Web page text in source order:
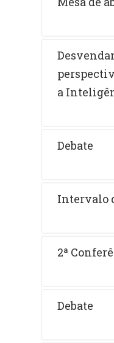
a
Debate
Intervalo
2ª
Debate